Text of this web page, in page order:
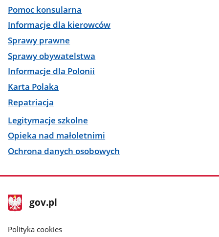
Pomoc konsularna
Informacje dla kierowców
Sprawy prawne
Sprawy obywatelstwa
Informacje dla Polonii
Karta Polaka
Repatriacja
Legitymacje szkolne
Opieka nad małoletnimi
Ochrona danych osobowych
stopka
gov.pl
Strona
gov.pl
gov.pl
Polityka cookies